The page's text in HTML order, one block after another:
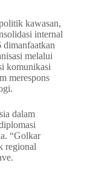
kawasan,
internal
dimanfaatkan
melalui
komunikasi
merespons
dalam
“Golkar
regional